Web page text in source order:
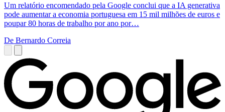
Um relatório encomendado pela Google conclui que a IA generativa
pode aumentar a economia portuguesa em 15 mil milhões de euros e
poupar 80 horas de trabalho por ano por…
De Bernardo Correia